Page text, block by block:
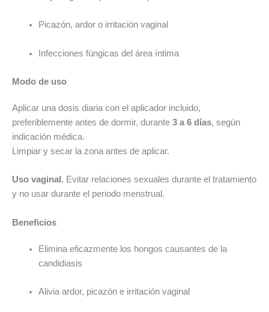
Picazón, ardor o irritación vaginal
Infecciones fúngicas del área íntima
Modo de uso
Aplicar una dosis diaria con el aplicador incluido,
preferiblemente antes de dormir, durante 3 a 6 días, según
indicación médica.
Limpiar y secar la zona antes de aplicar.
Uso vaginal. Evitar relaciones sexuales durante el tratamiento
y no usar durante el periodo menstrual.
Beneficios
Elimina eficazmente los hongos causantes de la
candidiasis
Alivia ardor, picazón e irritación vaginal